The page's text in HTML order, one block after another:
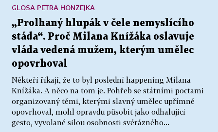
„Prolhaný hlupák v čele nemyslícího
stáda“. Proč Milana Knížáka oslavuje
vláda vedená mužem, kterým umělec
opovrhoval
Někteří říkají, že to byl poslední happening Milana
Knížáka. A něco na tom je. Pohřeb se státními poctami
organizovaný těmi, kterými slavný umělec upřímně
opovrhoval, mohl opravdu působit jako odhalující
gesto, vyvolané silou osobnosti svérázného...
GLOSA PETRA HONZEJKA